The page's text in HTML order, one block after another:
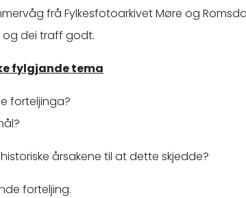
frå Fylkesfotoarkivet Møre og
og dei traff godt.
fylgjande tema
forteljinga?
årsakene til at dette skjedde?
forteljing.